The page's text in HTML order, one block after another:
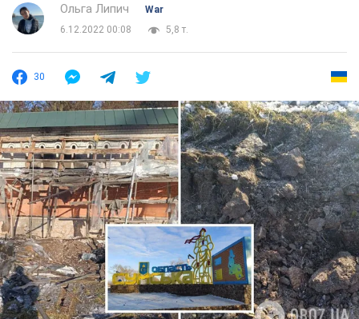
Ольга Липич
War
6.12.2022 00:08
5,8 т.
30